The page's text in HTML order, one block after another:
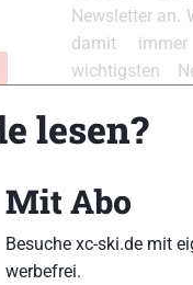
Newsletter an.
damit
wichtigsten
Datenschutz
lesen?
Mit Abo
Besuche xc-ski.de mit
werbefrei.